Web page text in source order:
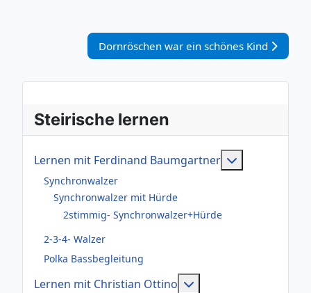
Nächster Beitrag: Dornröschen war ein
Dornröschen war ein schönes Kind
Steirische lernen
Lernen mit Ferdinand Baumgartner
Synchronwalzer
Synchronwalzer mit Hürde
2stimmig- Synchronwalzer+Hürde
2-3-4- Walzer
Polka Bassbegleitung
Lernen mit Christian Ottino